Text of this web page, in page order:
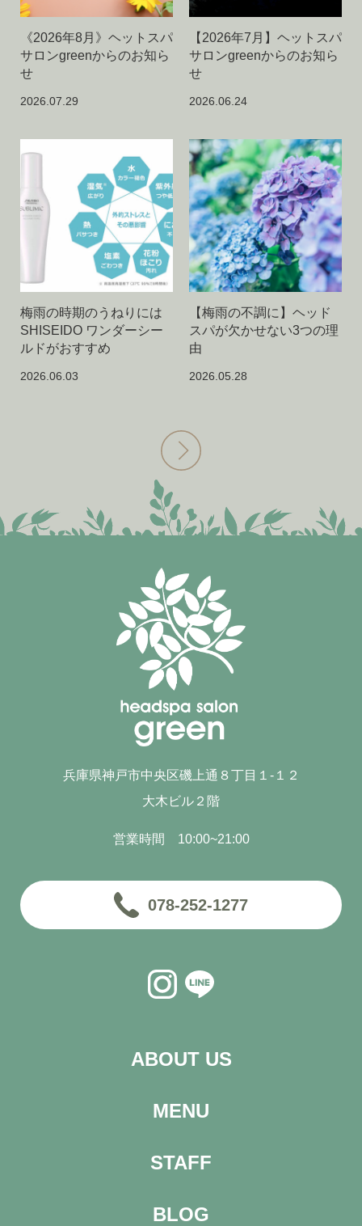
《2026年8月》ヘットスパ
サロンgreenからのお知ら
せ
2026.07.29
【2026年7月】ヘットスパ
サロンgreenからのお知ら
せ
2026.06.24
梅雨の時期のうねりには
SHISEIDO ワンダーシー
ルドがおすすめ
2026.06.03
【梅雨の不調に】ヘッド
スパが欠かせない3つの理
由
2026.05.28
兵庫県神戸市中央区磯上通８丁目１-１２
大木ビル２階
営業時間 10:00~21:00
078-252-1277
ABOUT US
MENU
STAFF
BLOG